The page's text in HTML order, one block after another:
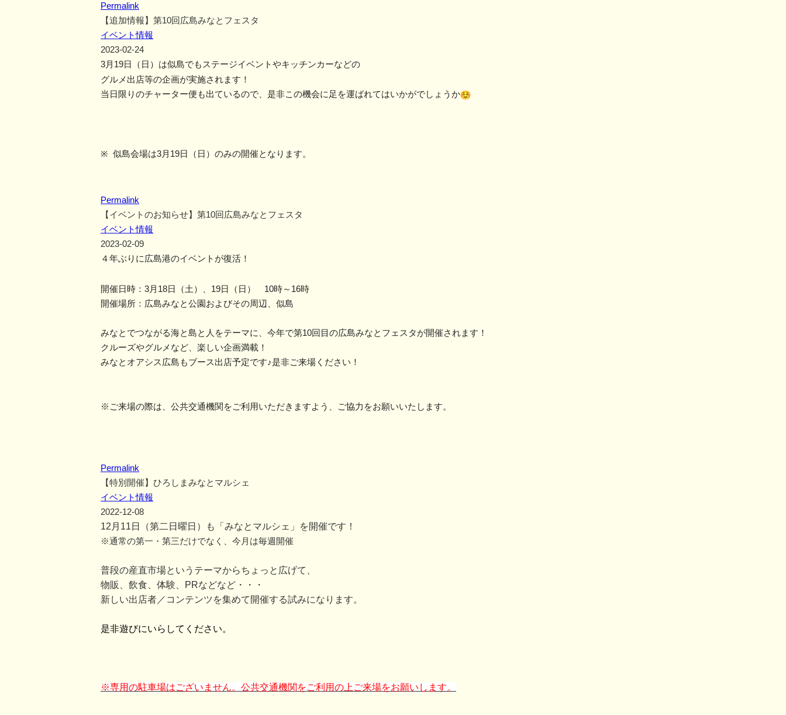
Permalink
【追加情報】第10回広島みなとフェスタ
イベント情報
2023-02-24
3月 19日（日） は似島でもステージイベントやキッチンカーなどの
グルメ出店等の企画が実施されます！
当日限りのチャーター便も出ているので、 是非この機会に足を運ばれてはいかがでしょうか
※ 似島会場は3月 19日（日）のみの開催となります。
Permalink
【イベントのお知らせ】第10回広島みなとフェスタ
イベント情報
2023-02-09
４年ぶりに広島港のイベントが復活！
開催日時： 3月 18日（土）、 19日（日） 10時～ 16時
開催場所：広島みなと公園およびその周辺、似島
みなとでつながる海と島と人をテーマに、今年で第10回目の広島みなとフェスタが開催されます！
クルーズやグルメなど、楽しい企画満載！
みなとオアシス広島もブース出店予定です♪是非ご来場ください！
※ご来場の際は、公共交通機関をご利用いただきますよう、 ご協力をお願いいたします。
Permalink
【特別開催】ひろしまみなとマルシェ
イベント情報
2022-12-08
12月11日（第二日曜日）も「みなとマルシェ」を開催です！
※通常の第一・第三だけでなく、今月は毎週開催
普段の産直市場というテーマからちょっと広げて、
物販、飲食、体験、PRなどなど・・・
新しい出店者／コンテンツを集めて開催する試みになります。
是非遊びにいらしてください。
※専用の駐車場はございません。公共交通機関をご利用の上ご来場をお願いします。